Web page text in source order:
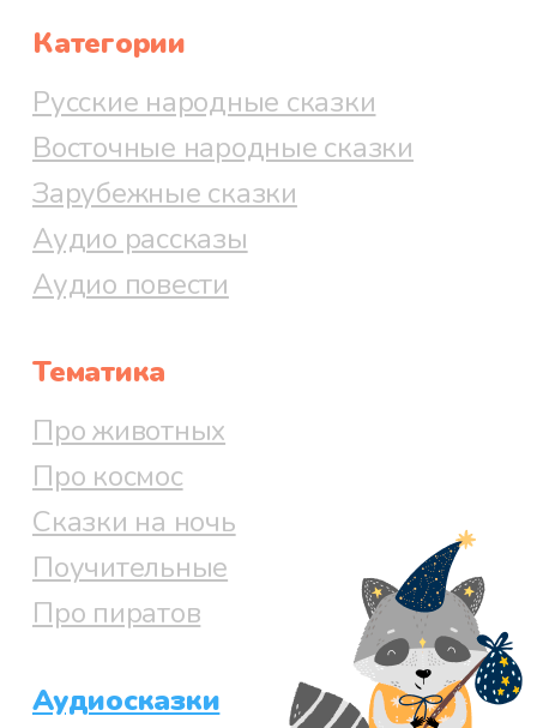
Категории
Русские народные сказки
Восточные народные сказки
Зарубежные сказки
Аудио рассказы
Аудио повести
Тематика
Про животных
Про космос
Сказки на ночь
Поучительные
Про пиратов
Аудиосказки